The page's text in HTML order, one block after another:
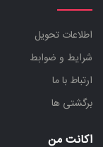
اطلاعات تحویل
شرایط و ضوابط
ارتباط با ما
برگشتی ها
اکانت من